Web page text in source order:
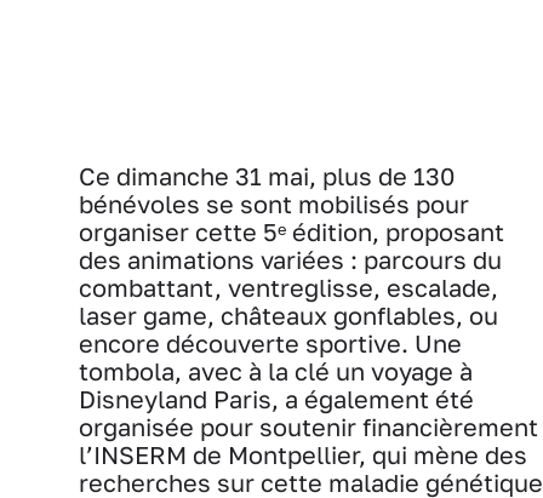
Ce dimanche 31 mai, plus de 130
bénévoles se sont mobilisés pour
organiser cette 5ᵉ édition, proposant
des animations variées : parcours du
combattant, ventreglisse, escalade,
laser game, châteaux gonflables, ou
encore découverte sportive. Une
tombola, avec à la clé un voyage à
Disneyland Paris, a également été
organisée pour soutenir financièrement
l’INSERM de Montpellier, qui mène des
recherches sur cette maladie